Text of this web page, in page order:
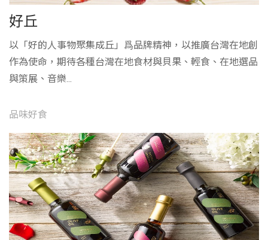
好丘
以「好的人事物聚集成丘」爲品牌精神，以推廣台灣在地創
作為使命，期待各種台灣在地食材與貝果、輕食、在地選品
與策展、音樂...
品味好食